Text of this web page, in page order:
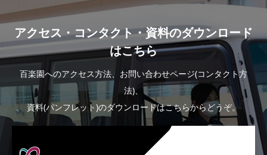
アクセス・コンタクト・資料のダウンロード
はこちら
百楽園へのアクセス方法、お問い合わせページ(コンタクト方
法)、
資料(パンフレット)のダウンロードはこちらからどうぞ。